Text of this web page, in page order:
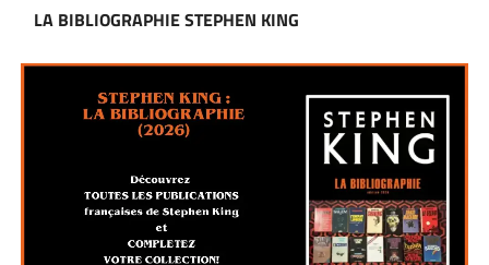
LA BIBLIOGRAPHIE STEPHEN KING